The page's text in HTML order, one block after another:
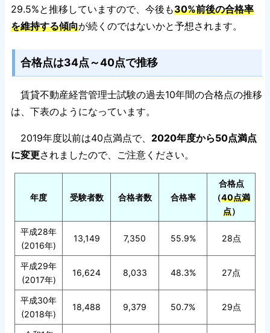
29.5%と推移していますので、今後も30%前後の合格率
を維持する傾向が続くのではないかと予想されます。
合格点は34点～40点で推移
賃貸不動産経営管理士試験の過去10年間の合格点の推移
は、下表のようになっています。
2019年度以前は40点満点で、 2020年度から50点満点
に変更されましたので、ご注意ください。
年度 受験者数 合格者数 合格率
合格点
（40点満
点）
平成28年
(2016年)
13,149 7,350 55.9% 28点
平成29年
(2017年)
16,624 8,033 48.3% 27点
平成30年
(2018年)
18,488 9,379 50.7% 29点